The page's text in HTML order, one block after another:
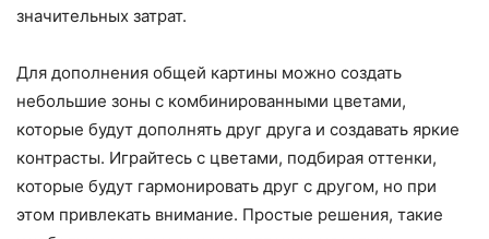
значительных затрат.
Для дополнения общей картины можно создать
небольшие зоны с комбинированными цветами,
которые будут дополнять друг друга и создавать яркие
контрасты. Играйтесь с цветами, подбирая оттенки,
которые будут гармонировать друг с другом, но при
этом привлекать внимание. Простые решения, такие